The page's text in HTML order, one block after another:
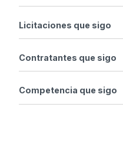
Licitaciones que sigo
Contratantes que sigo
Competencia que sigo